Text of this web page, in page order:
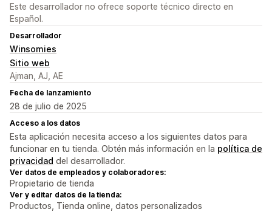
Este desarrollador no ofrece soporte técnico directo en
Español.
Desarrollador
Winsomies
Sitio web
Ajman, AJ, AE
Fecha de lanzamiento
28 de julio de 2025
Acceso a los datos
Esta aplicación necesita acceso a los siguientes datos para
funcionar en tu tienda. Obtén más información en la política de
privacidad del desarrollador.
Ver datos de empleados y colaboradores:
Propietario de tienda
Ver y editar datos de la tienda:
Productos, Tienda online, datos personalizados